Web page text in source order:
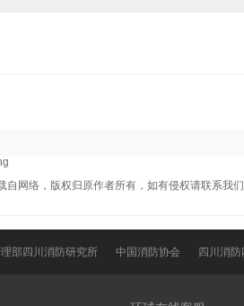
自网络，版权归原作者所有，如有侵权请联系我
部四川消防研究所 中国消防协会 四川消防